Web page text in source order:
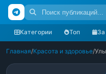
Категории Топ
Главная/Красота и здоровье/